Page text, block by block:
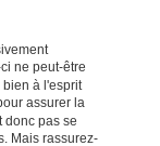
ne peut-être
à l'esprit
assurer la
donc pas se
Mais rassurez-